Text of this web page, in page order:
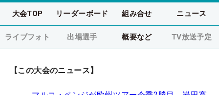
大会TOP リーダーボード 組み合せ ニュース
ライブフォト 出場選手 概要など TV放送予定
【この大会のニュース】